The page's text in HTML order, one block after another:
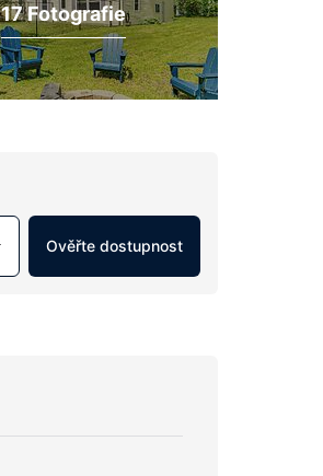
17 Fotografie
Ověřte dostupnost